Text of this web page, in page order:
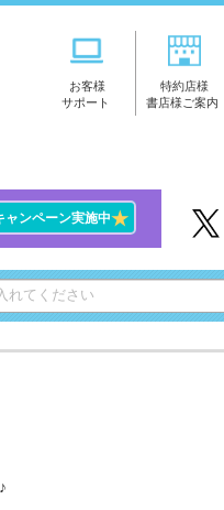
お客様
サポート
特約店様
書店様ご案内
ンペーン実施中★